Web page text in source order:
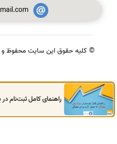
© کلیه حقوق این سایت محفوظ و
04133250787 راهنمای کامل ثبت‌نام در